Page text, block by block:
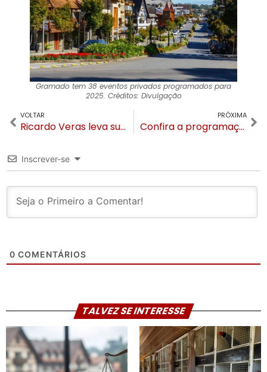
Gramado tem 38 eventos privados programados para
2025. Créditos: Divulgação
VOLTAR
Ricardo Veras leva sua arte para Porto Alegre com a exposição “Organismos II” no Vila Flores
PRÓXIMA
Confira a programação de Carnaval em Gramado
Inscrever-se
0 COMENTÁRIOS
TALVEZ SE INTERESSE